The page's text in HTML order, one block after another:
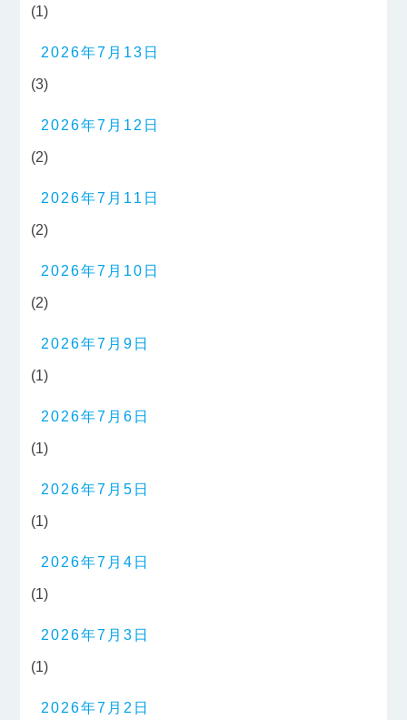
(1)
2026年7月13日
(3)
2026年7月12日
(2)
2026年7月11日
(2)
2026年7月10日
(2)
2026年7月9日
(1)
2026年7月6日
(1)
2026年7月5日
(1)
2026年7月4日
(1)
2026年7月3日
(1)
2026年7月2日